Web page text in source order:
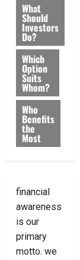
What
Should
Investors
Do?
Which
Option
Suits
Whom?
Who
Benefits
the
Most
financial
awareness
is our
primary
motto. we